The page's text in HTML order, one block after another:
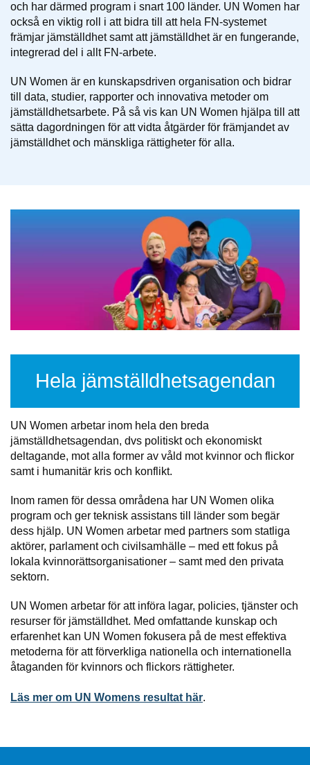
och har därmed program i snart 100 länder. UN Women har
också en viktig roll i att bidra till att hela FN-systemet
främjar jämställdhet samt att jämställdhet är en fungerande,
integrerad del i allt FN-arbete.
UN Women är en kunskapsdriven organisation och bidrar
till data, studier, rapporter och innovativa metoder om
jämställdhetsarbete. På så vis kan UN Women hjälpa till att
sätta dagordningen för att vidta åtgärder för främjandet av
jämställdhet och mänskliga rättigheter för alla.
Hela jämställdhetsagendan
UN Women arbetar inom hela den breda
jämställdhetsagendan, dvs politiskt och ekonomiskt
deltagande, mot alla former av våld mot kvinnor och flickor
samt i humanitär kris och konflikt.
Inom ramen för dessa områdena har UN Women olika
program och ger teknisk assistans till länder som begär
dess hjälp. UN Women arbetar med partners som statliga
aktörer, parlament och civilsamhälle – med ett fokus på
lokala kvinnorättsorganisationer – samt med den privata
sektorn.
UN Women arbetar för att införa lagar, policies, tjänster och
resurser för jämställdhet. Med omfattande kunskap och
erfarenhet kan UN Women fokusera på de mest effektiva
metoderna för att förverkliga nationella och internationella
åtaganden för kvinnors och flickors rättigheter.
Läs mer om UN Womens resultat här.